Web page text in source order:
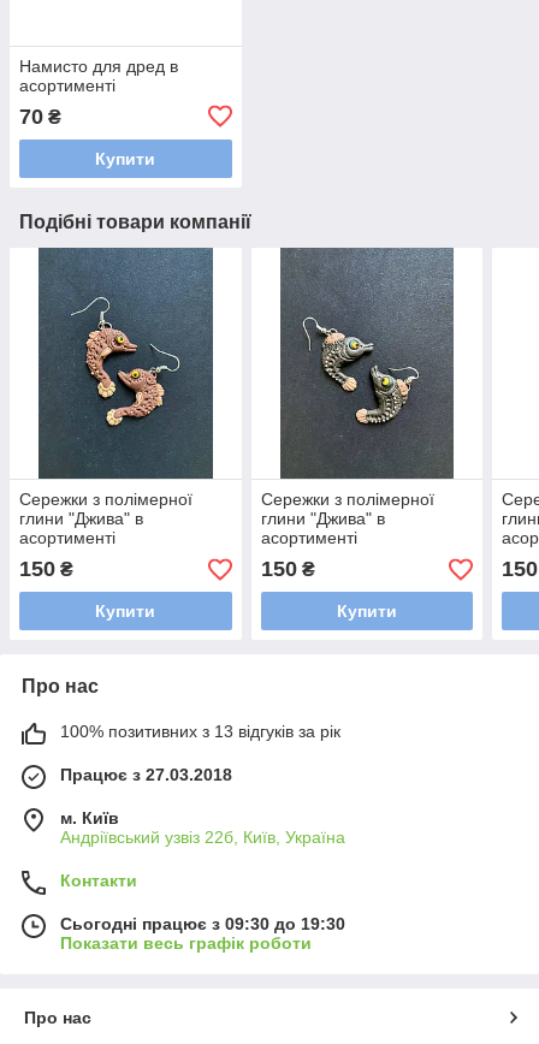
Намисто для дред в
асортименті
70 ₴
Купити
Подібні товари компанії
Сережки з полімерної
глини "Джива" в
асортименті
150 ₴
Купити
Сережки з полімерної
глини "Джива" в
асортименті
150₴
Купити
150
Про нас
100% позитивних з 13 відгуків за рік
Працює з 27.03.2018
м. Київ
Андріївський узвіз 22б, Київ, Україна
Контакти
Сьогодні працює з 09:30 до 19:30
Показати весь графік роботи
Про нас